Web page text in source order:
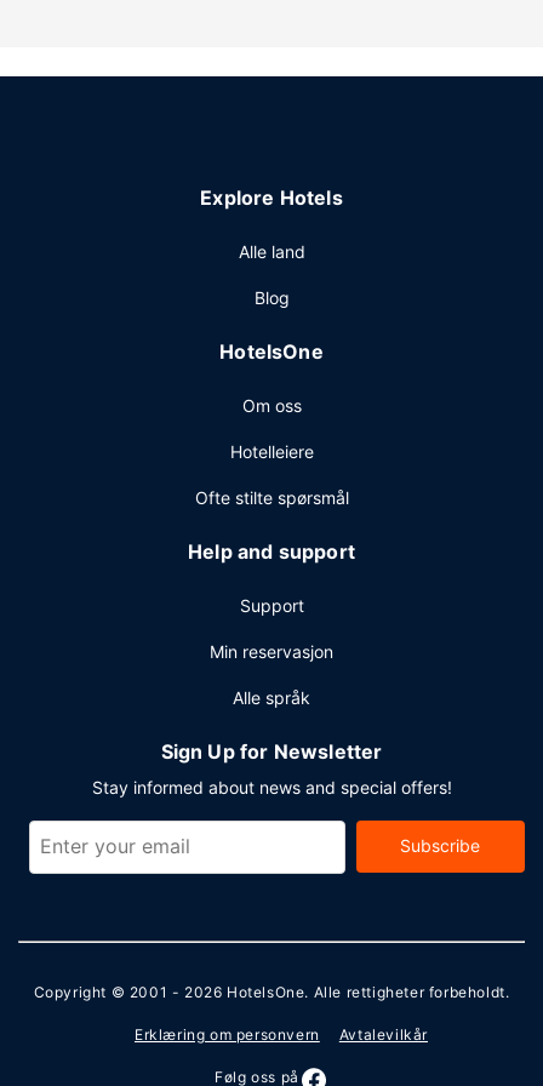
resepsjonen. Gjestene tilbys ubetjent parkering (inkludert)
Explore Hotels
Alle land
Blog
HotelsOne
Om oss
Hotelleiere
Ofte stilte spørsmål
Help and support
Support
Min reservasjon
Alle språk
Sign Up for Newsletter
Stay informed about news and special offers!
Subscribe
Copyright © 2001 - 2026 HotelsOne. Alle rettigheter forbeholdt.
Erklæring om personvern Avtalevilkår
Følg oss på